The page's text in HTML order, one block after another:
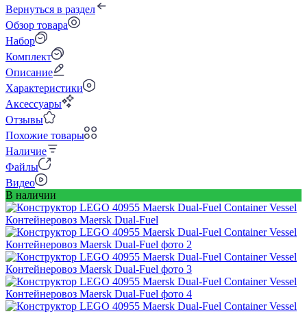
Вернуться в раздел
Обзор товара
Набор
Комплект
Описание
Характеристики
Аксессуары
Отзывы
Похожие товары
Наличие
Файлы
Видео
В наличии